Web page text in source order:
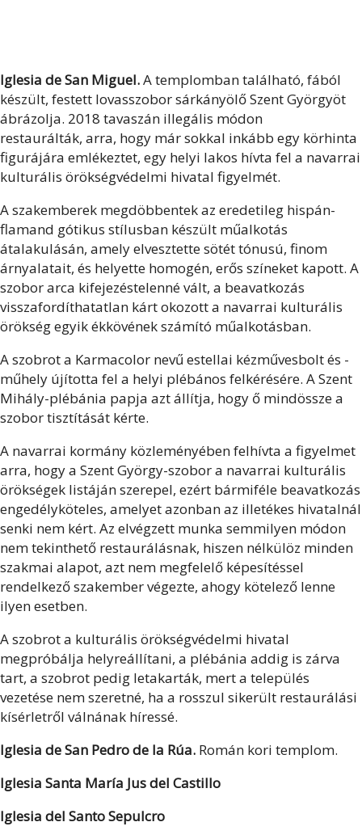
Iglesia de San Miguel.A templomban található, fából
készült, festett lovasszobor sárkányölő Szent Györgyöt
ábrázolja. 2018 tavaszán illegális módon
restaurálták, arra, hogy már sokkal inkább egy körhinta
figurájára emlékeztet, egy helyi lakos hívta fel a navarrai
kulturális örökségvédelmi hivatal figyelmét.
A szakemberek megdöbbentek az eredetileg hispán-
flamand gótikus stílusban készült műalkotás
átalakulásán, amely elvesztette sötét tónusú, finom
árnyalatait, és helyette homogén, erős színeket kapott. A
szobor arca kifejezéstelenné vált, a beavatkozás
visszafordíthatatlan kárt okozott a navarrai kulturális
örökség egyik ékkövének számító műalkotásban.
A szobrot a Karmacolor nevű estellai kézművesbolt és -
műhely újította fel a helyi plébános felkérésére. A Szent
Mihály-plébánia papja azt állítja, hogy ő mindössze a
szobor tisztítását kérte.
A navarrai kormány közleményében felhívta a figyelmet
arra, hogy a Szent György-szobor a navarrai kulturális
örökségek listáján szerepel, ezért bármiféle beavatkozás
engedélyköteles, amelyet azonban az illetékes hivatalnál
senki nem kért. Az elvégzett munka semmilyen módon
nem tekinthető restaurálásnak, hiszen nélkülöz minden
szakmai alapot, azt nem megfelelő képesítéssel
rendelkező szakember végezte, ahogy kötelező lenne
ilyen esetben.
A szobrot a kulturális örökségvédelmi hivatal
megpróbálja helyreállítani, a plébánia addig is zárva
tart, a szobrot pedig letakarták, mert a település
vezetése nem szeretné, ha a rosszul sikerült restaurálási
kísérletről válnának híressé.
Iglesia de San Pedro de la Rúa. Román kori templom.
Iglesia Santa María Jus del Castillo
Iglesia del Santo Sepulcro